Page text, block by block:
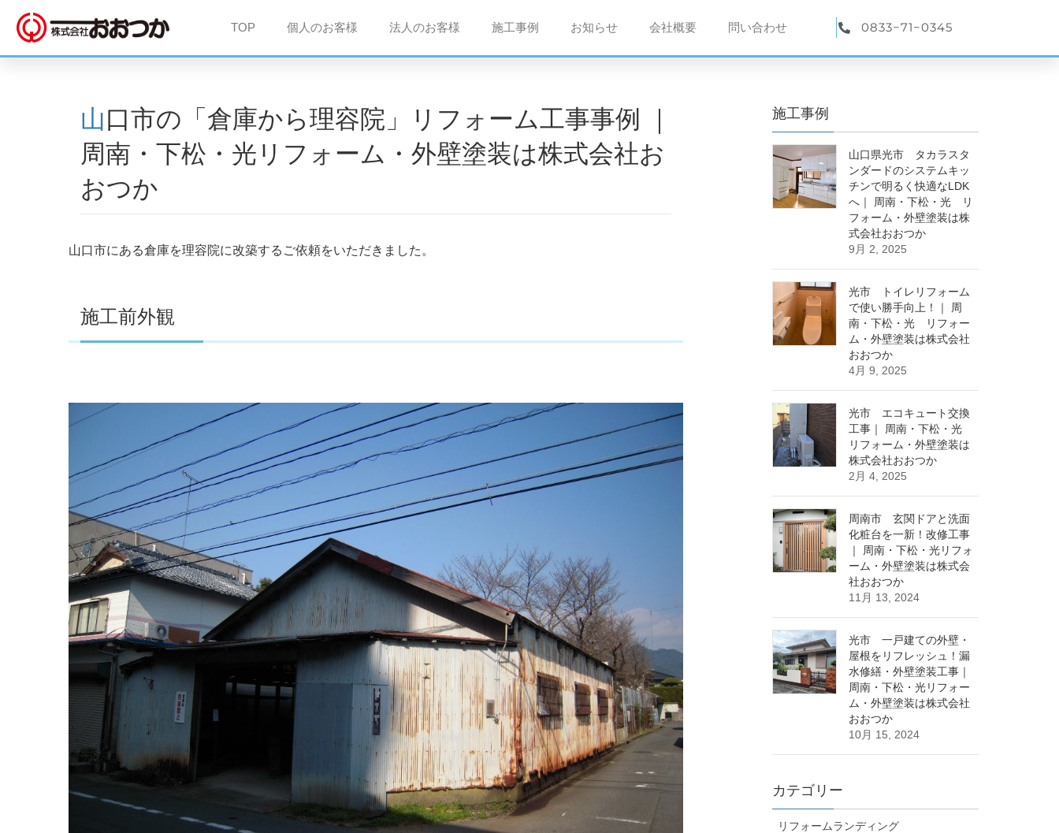
TOP 個人のお客様 法人のお客様 施工事例 お知らせ 会社概要 問い合わせ 0833−71−0345
山口市の「倉庫から理容院」リフォーム工事事例 ｜
周南・下松・光リフォーム・外壁塗装は株式会社お
おつか
山口市にある倉庫を理容院に改築するご依頼をいただきました。
施工前外観
施工事例
山口県光市 タカラスタ
ンダードのシステムキッ
チンで明るく快適なLDK
へ｜ 周南・下松・光 リ
フォーム・外壁塗装は株
式会社おおつか
9月 2, 2025
光市 トイレリフォーム
で使い勝手向上！｜ 周
南・下松・光 リフォー
ム・外壁塗装は株式会社
おおつか
4月 9, 2025
光市 エコキュート交換
工事｜ 周南・下松・光
リフォーム・外壁塗装は
株式会社おおつか
2月 4, 2025
周南市 玄関ドアと洗面
化粧台を一新！改修工事
｜ 周南・下松・光リフォ
ーム・外壁塗装は株式会
社おおつか
11月 13, 2024
光市 一戸建ての外壁・
屋根をリフレッシュ！漏
水修繕・外壁塗装工事｜
周南・下松・光リフォー
ム・外壁塗装は株式会社
おおつか
10月 15, 2024
カテゴリー
リフォームランディング